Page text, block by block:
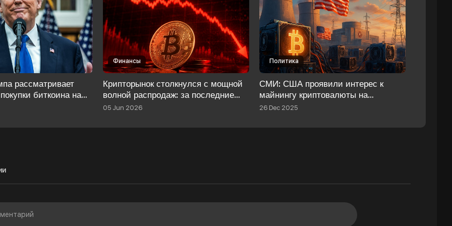
рассматривает
биткоина на
чтобы
Финансы
Крипторынок столкнулся с мощной
волной распродаж: за последние
сутки объем ликвидаций превысил
05 Jun 2026
Политика
СМИ: США проявили интерес к
майнингу криптовалюты на
мощностях Запорожской АЭС
26 Dec 2025